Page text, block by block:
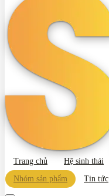
Trang chủ Hệ sinh thái
Nhóm sản phẩm
Tin tức